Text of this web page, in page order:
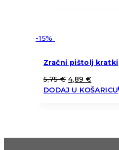
-15%
Zračni pištolj kratki
5,75€ 4,89 €
DODAJ U KOŠARICU